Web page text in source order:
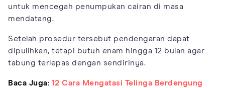
untuk mencegah penumpukan cairan di masa
mendatang.
Setelah prosedur tersebut pendengaran dapat
dipulihkan, tetapi butuh enam hingga 12 bulan agar
tabung terlepas dengan sendirinya.
Baca Juga: 12 Cara Mengatasi Telinga Berdengung